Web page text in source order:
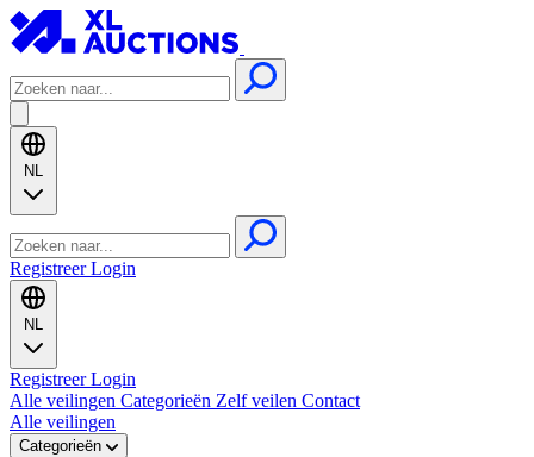
NL
RegistreerLogin
NL
RegistreerLogin
Alle veilingen Categorieën Zelf veilen Contact
Alle veilingen
Categorieën